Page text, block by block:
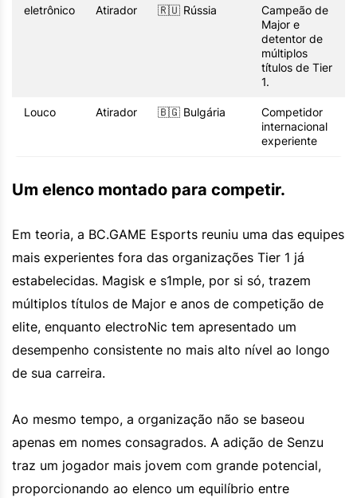
eletrônico Atirador 🇷🇺 Rússia
Campeão de
Major e
detentor de
múltiplos
títulos de Tier
1.
Louco Atirador 🇧🇬 Bulgária
Competidor
internacional
experiente
Um elenco montado para competir.
Em teoria, a BC.GAME Esports reuniu uma das equipes
mais experientes fora das organizações Tier 1 já
estabelecidas. Magisk e s1mple, por si só, trazem
múltiplos títulos de Major e anos de competição de
elite, enquanto electroNic tem apresentado um
desempenho consistente no mais alto nível ao longo
de sua carreira.
Ao mesmo tempo, a organização não se baseou
apenas em nomes consagrados. A adição de Senzu
traz um jogador mais jovem com grande potencial,
proporcionando ao elenco um equilíbrio entre